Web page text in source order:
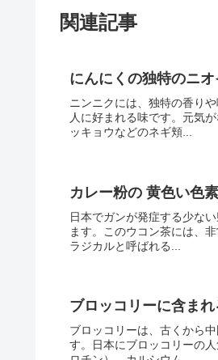
関連記事
にんにくの独特のニ
ニンニクには、独特の香り
人に好まれる味です。元気
ッキョウなどのネギ頬...
カレー粉の 黄色い色
日本でガンが発症する少な
ます。このウコン茶には、
ラジカルと呼ばれる...
ブロッコリーに含ま
ブロッコリーは、古くから
す。日本にブロッコリーの